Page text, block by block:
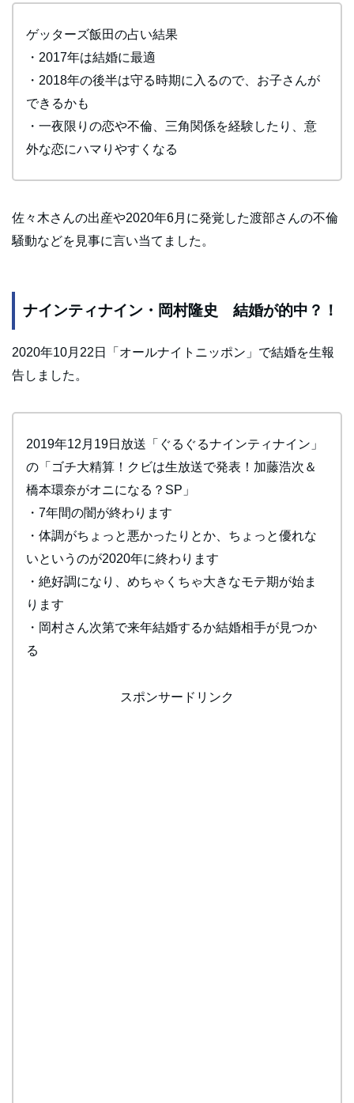
ゲッターズ飯田の占い結果
・2017年は結婚に最適
・2018年の後半は守る時期に入るので、お子さんが
できるかも
・一夜限りの恋や不倫、三角関係を経験したり、意
外な恋にハマりやすくなる
佐々木さんの出産や2020年6月に発覚した渡部さんの不倫
騒動などを見事に言い当てました。
ナインティナイン・岡村隆史 結婚が的中？！
2020年10月22日「オールナイトニッポン」で結婚を生報
告しました。
2019年12月19日放送「ぐるぐるナインティナイン」
の「ゴチ大精算！クビは生放送で発表！加藤浩次＆
橋本環奈がオニになる？SP」
・7年間の闇が終わります
・体調がちょっと悪かったりとか、ちょっと優れな
いというのが2020年に終わります
・絶好調になり、めちゃくちゃ大きなモテ期が始ま
ります
・岡村さん次第で来年結婚するか結婚相手が見つか
る
スポンサードリンク